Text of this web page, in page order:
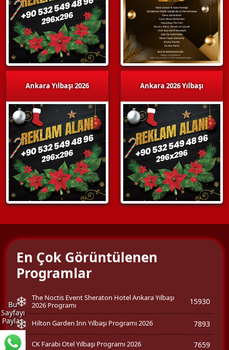
Ankara Yılbaşı 2026 Ankara 2026 Yılbaşı
Bu
Sayfayı
Paylaş
En Çok Görüntülenen
Programlar
The Noctis Event Sheraton Hotel Ankara Yılbaşı
2026 Programı
15930
Hilton Garden Inn Yılbaşı Programı 2026 7893
CK Farabi Otel Yılbaşı Programı 2026 7659